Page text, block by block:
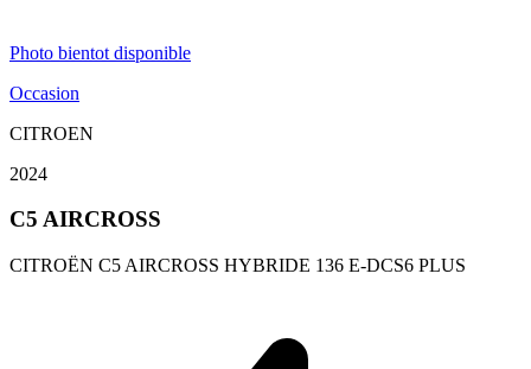
Photo bientot disponible
Occasion
CITROEN
2024
C5 AIRCROSS
CITROËN C5 AIRCROSS HYBRIDE 136 E-DCS6 PLUS